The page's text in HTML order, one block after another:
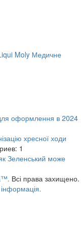
Moly Медичне
оформлення в 2024
хресної ходи
1
Зеленський може
Всі права захищено.